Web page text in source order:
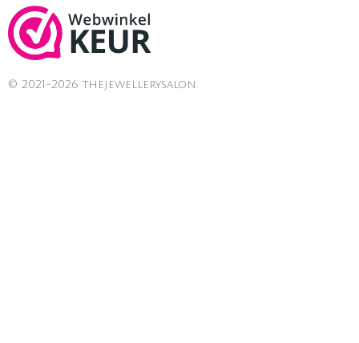
© 2021-2026 thejewellerysalon.